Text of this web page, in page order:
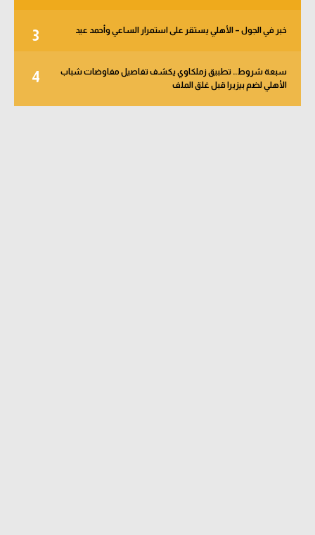
3 خبر في الجول – الأهلي يستقر على استمرار الساعي وأحمد عيد
4
سبعة شروط.. تطبيق زملكاوي يكشف تفاصيل مفاوضات شباب
الأهلي لضم بيزيرا قبل غلق الملف